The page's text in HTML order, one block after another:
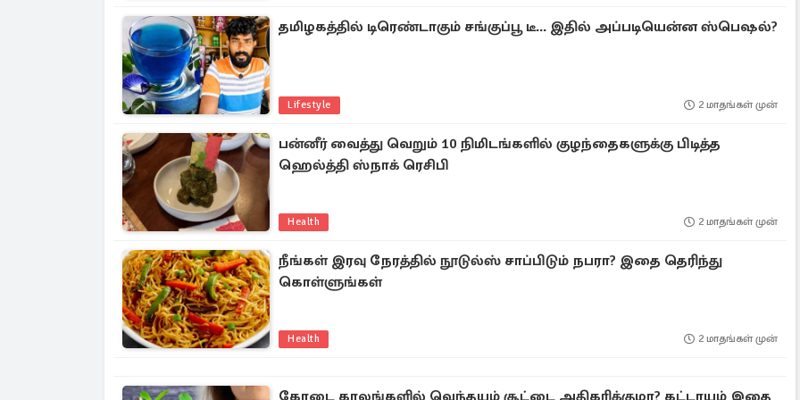
தமிழகத்தில் டிரெண்டாகும் சங்குப்பூ டீ... இதில் அப்படியென்ன ஸ்பெஷல்?
Lifestyle 2 மாதங்கள் முன்
பன்னீர் வைத்து வெறும் 10 நிமிடங்களில் குழந்தைகளுக்கு பிடித்த
ஹெல்த்தி ஸ்நாக் ரெசிபி
Health 2 மாதங்கள் முன்
நீங்கள் இரவு நேரத்தில் நூடுல்ஸ் சாப்பிடும் நபரா? இதை தெரிந்து
கொள்ளுங்கள்
Health 2 மாதங்கள் முன்
கோடை காலங்களில் வெந்தயம் சூட்டை அதிகரிக்குமா? கட்டாயம் இதை